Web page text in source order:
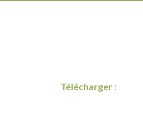
Télécharger :